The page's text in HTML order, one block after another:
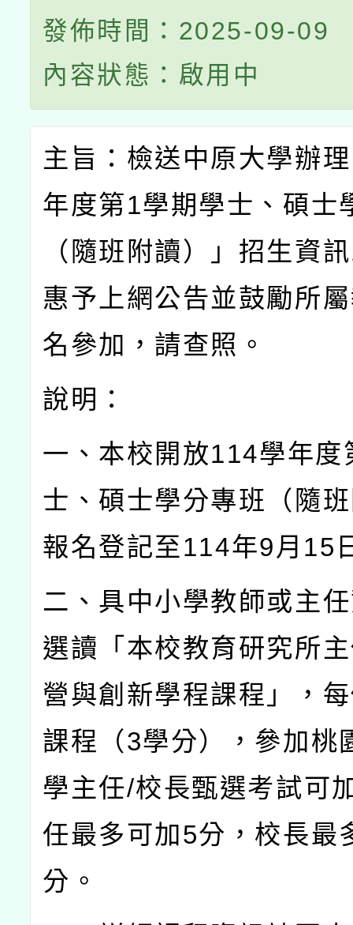
發佈時間：2025-09-09
內容狀態：啟用中
主旨：檢送中原大學辦
年度第1學期學士、碩士
（隨班附讀）」招生資訊
惠予上網公告並鼓勵所
名參加，請查照。
說明：
一、本校開放114學年度
士、碩士學分專班（隨
報名登記至114年9月 15
二、具中小學教師或主
選讀「本校教育研究所
營與創新學程課程」，
課程（3學分），參加桃
學主任/校長甄選考試可
任最多可加5分，校長最
分。